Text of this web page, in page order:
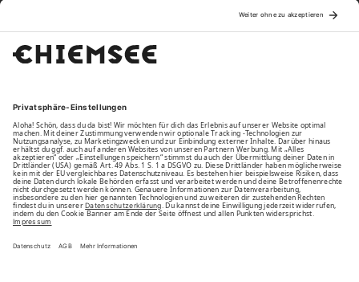
Family
Unsere Vorteile
Unsere Partner